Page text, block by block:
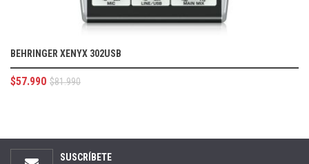
BEHRINGER XENYX 302USB
$81.990
$57.990
SUSCRÍBETE